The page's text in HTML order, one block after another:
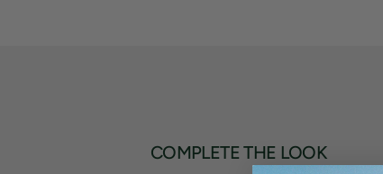
COMPLETE THE LOOK